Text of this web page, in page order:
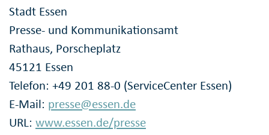
Stadt Essen
Presse- und Kommunikationsamt
Rathaus, Porscheplatz
45121 Essen
Telefon: +49 201 88-0 (ServiceCenter Essen)
E-Mail: presse@essen.de
URL: www.essen.de/presse